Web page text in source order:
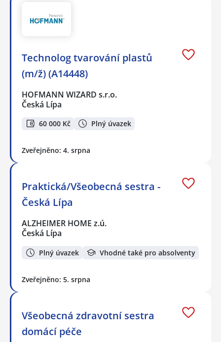
Technolog tvarování plastů
(m/ž) (A14448)
HOFMANN WIZARD s.r.o.
Česká Lípa
60 000 Kč Plný úvazek
Zveřejněno: 4. srpna
Praktická/Všeobecná sestra -
Česká Lípa
ALZHEIMER HOME z.ú.
Česká Lípa
Plný úvazek Vhodné také pro absolventy
Zveřejněno: 5. srpna
Všeobecná zdravotní sestra
domácí péče